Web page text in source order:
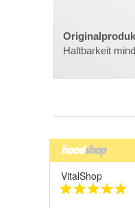
VitalShop